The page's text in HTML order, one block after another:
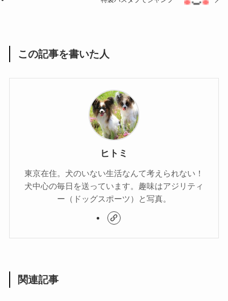
この記事を書いた人
ヒトミ
東京在住。犬のいない生活なんて考えられない！
犬中心の毎日を送っています。趣味はアジリティ
ー（ドッグスポーツ）と写真。
関連記事